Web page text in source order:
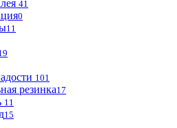
41
0
11
101
резинка17
11
15